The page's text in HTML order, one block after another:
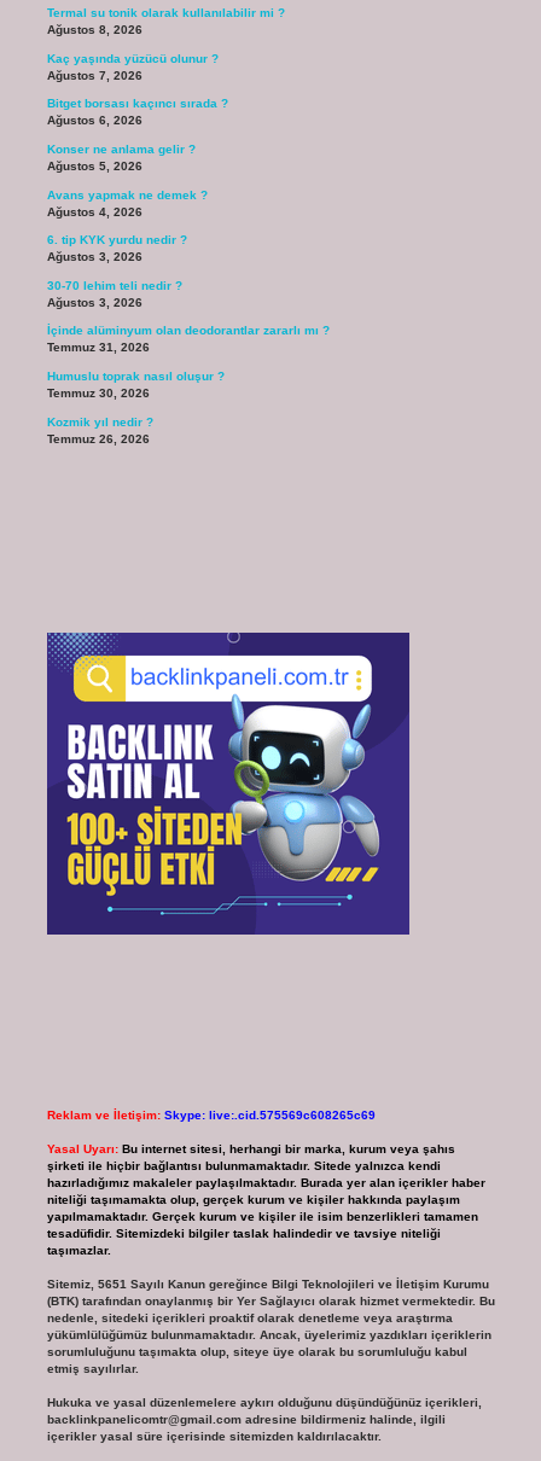
Termal su tonik olarak kullanılabilir mi ?
Ağustos 8, 2026
Kaç yaşında yüzücü olunur ?
Ağustos 7, 2026
Bitget borsası kaçıncı sırada ?
Ağustos 6, 2026
Konser ne anlama gelir ?
Ağustos 5, 2026
Avans yapmak ne demek ?
Ağustos 4, 2026
6. tip KYK yurdu nedir ?
Ağustos 3, 2026
30-70 lehim teli nedir ?
Ağustos 3, 2026
İçinde alüminyum olan deodorantlar zararlı mı ?
Temmuz 31, 2026
Humuslu toprak nasıl oluşur ?
Temmuz 30, 2026
Kozmik yıl nedir ?
Temmuz 26, 2026
Reklam ve İletişim: Skype: live:.cid.575569c608265c69
Yasal Uyarı: Bu internet sitesi, herhangi bir marka, kurum veya şahıs
şirketi ile hiçbir bağlantısı bulunmamaktadır. Sitede yalnızca kendi
hazırladığımız makaleler paylaşılmaktadır. Burada yer alan içerikler haber
niteliği taşımamakta olup, gerçek kurum ve kişiler hakkında paylaşım
yapılmamaktadır. Gerçek kurum ve kişiler ile isim benzerlikleri tamamen
tesadüfidir. Sitemizdeki bilgiler taslak halindedir ve tavsiye niteliği
taşımazlar.
Sitemiz, 5651 Sayılı Kanun gereğince Bilgi Teknolojileri ve İletişim Kurumu
(BTK) tarafından onaylanmış bir Yer Sağlayıcı olarak hizmet vermektedir. Bu
nedenle, sitedeki içerikleri proaktif olarak denetleme veya araştırma
yükümlülüğümüz bulunmamaktadır. Ancak, üyelerimiz yazdıkları içeriklerin
sorumluluğunu taşımakta olup, siteye üye olarak bu sorumluluğu kabul
etmiş sayılırlar.
Hukuka ve yasal düzenlemelere aykırı olduğunu düşündüğünüz içerikleri,
backlinkpanelicomtr@gmail.comadresine bildirmeniz halinde, ilgili
içerikler yasal süre içerisinde sitemizden kaldırılacaktır.